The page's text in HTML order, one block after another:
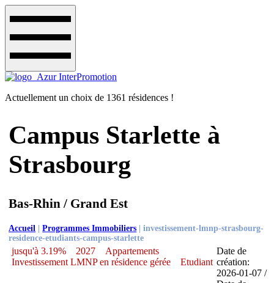
Actuellement un choix de 1361 résidences !
Campus Starlette à
Strasbourg
Bas-Rhin / Grand Est
Accueil |Programmes Immobiliers |investissement-lmnp-strasbourg-
residence-etudiants-campus-starlette
jusqu'à 3.19% 2027
Appartements
Investissement LMNP en résidence gérée
Etudiant
Date de
création:
2026-01-07 /